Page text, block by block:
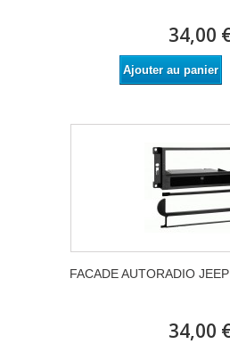
34,00
Ajouter au panier
FACADE AUTORADIO
34,00